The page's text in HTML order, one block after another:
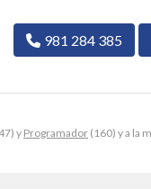
yProgramador (160) y a la
981 284 385